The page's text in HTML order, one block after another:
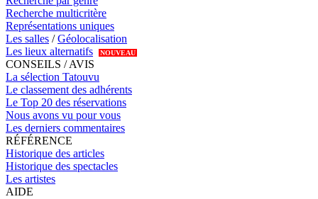
Recherche multicritère
Représentations uniques
Les salles /Géolocalisation
Les lieux alternatifs
NOUVEAU
CONSEILS / AVIS
La sélection Tatouvu
Le classement des adhérents
Le Top 20 des réservations
Nous avons vu pour vous
Les derniers commentaires
RÉFÉRENCE
Historique des articles
Historique des spectacles
Les artistes
AIDE